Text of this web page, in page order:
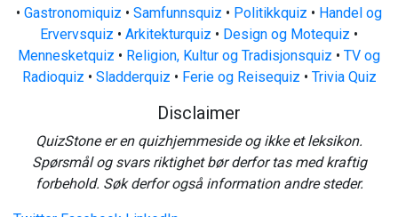
• Gastronomiquiz • Samfunnsquiz • Politikkquiz • Handel og
Ervervsquiz • Arkitekturquiz • Design og Motequiz •
Mennesketquiz • Religion, Kultur og Tradisjonsquiz • TV og
Radioquiz • Sladderquiz • Ferie og Reisequiz • Trivia Quiz
Disclaimer
QuizStone er en quizhjemmeside og ikke et leksikon.
Spørsmål og svars riktighet bør derfor tas med kraftig
forbehold. Søk derfor også information andre steder.